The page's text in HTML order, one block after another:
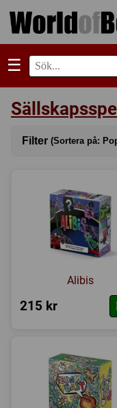
☰
Sällskapsspel
Filter (Sortera på:
Kategori(Ord)
Serie
I lager
Alibis
215 kr